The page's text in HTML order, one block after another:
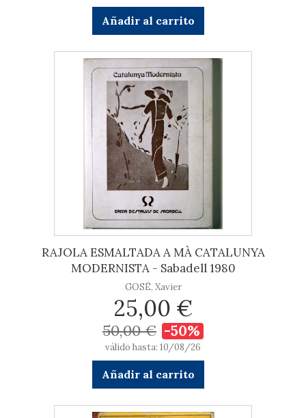
Añadir al carrito
RAJOLA ESMALTADA A MÀ CATALUNYA
MODERNISTA - Sabadell 1980
GOSÉ, Xavier
25,00 €
50,00 € -50%
válido hasta: 10/08/26
Añadir al carrito